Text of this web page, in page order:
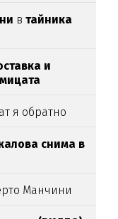
втайника
и
я обратно
снима в
Манчини